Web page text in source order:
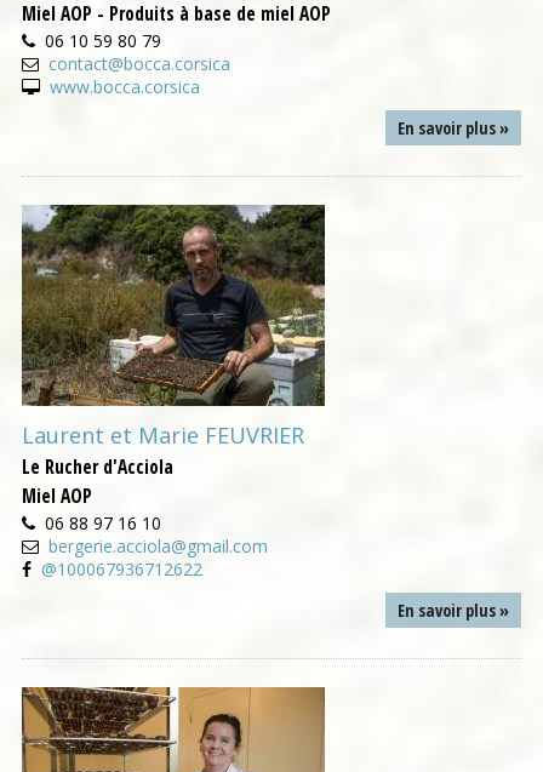
Miel AOP - Produits à base de miel AOP
06 10 59 80 79
contact@bocca.corsica
www.bocca.corsica
En savoir plus »
Laurent et Marie FEUVRIER
Le Rucher d'Acciola
Miel AOP
06 88 97 16 10
bergerie.acciola@gmail.com
@100067936712622
En savoir plus »